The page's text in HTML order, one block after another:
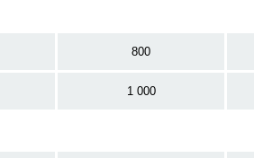
800
1 000